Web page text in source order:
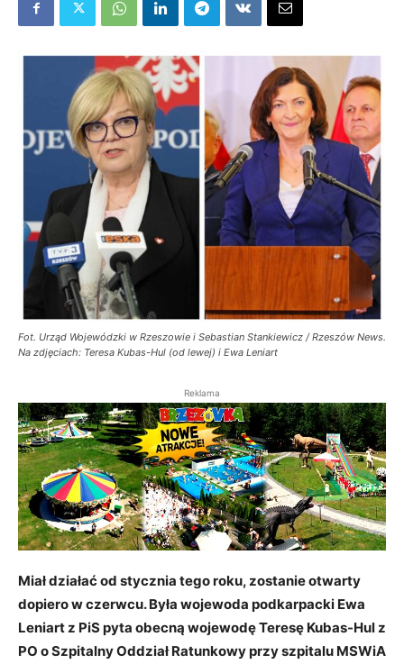
Fot. Urząd Wojewódzki w Rzeszowie i Sebastian Stankiewicz / Rzeszów News.
Na zdjęciach: Teresa Kubas-Hul (od lewej) i Ewa Leniart
Reklama
Miał działać od stycznia tego roku, zostanie otwarty
dopiero w czerwcu. Była wojewoda podkarpacki Ewa
Leniart z PiS pyta obecną wojewodę Teresę Kubas-Hul z
PO o Szpitalny Oddział Ratunkowy przy szpitalu MSWiA